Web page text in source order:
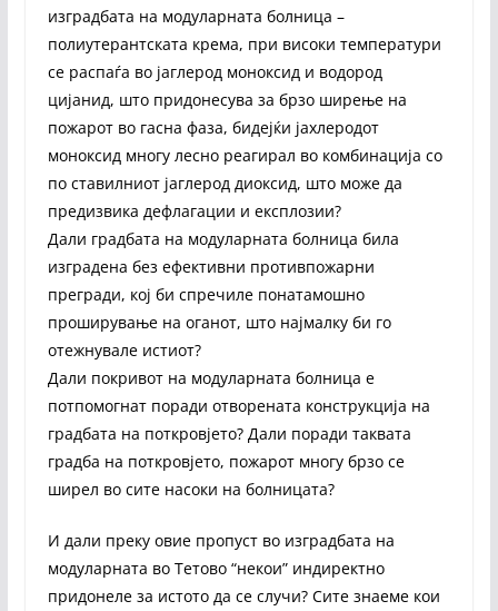
изградбата на модуларната болница –
полиутерантската крема, при високи температури
се распаѓа во јаглерод моноксид и водород
цијанид, што придонесува за брзо ширење на
пожарот во гасна фаза, бидејќи јахлеродот
моноксид многу лесно реагирал во комбинација со
по ставилниот јаглерод диоксид, што може да
предизвика дефлагации и експлозии?
Дали градбата на модуларната болница била
изградена без ефективни противпожарни
прегради, кој би спречиле понатамошно
проширување на оганот, што најмалку би го
отежнувале истиот?
Дали покривот на модуларната болница е
потпомогнат поради отворената конструкција на
градбата на поткровјето? Дали поради таквата
градба на поткровјето, пожарот многу брзо се
ширел во сите насоки на болницата?
И дали преку овие пропуст во изградбата на
модуларната во Тетово “некои” индиректно
придонеле за истото да се случи? Сите знаеме кои